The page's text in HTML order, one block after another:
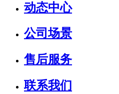
动态中心
公司场景
售后服务
联系我们